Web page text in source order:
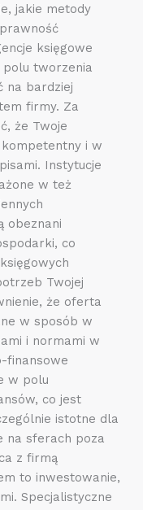
jakie metody
księgowe
polu tworzenia
na bardziej
firmy. Za
że Twoje
i w
Instytucje
w też
obeznani
co
Twojej
że oferta
w sposób w
i normami w
finansowe
w polu
co jest
istotne dla
na sferach poza
z firmą
to inwestowanie,
Specjalistyczne